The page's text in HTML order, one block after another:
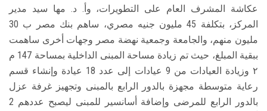
عكاشة المشرف العام على التطويرات، وأ. د. مها سيد مدير
المركز، بتكلفة 45 مليون جنيه مصري، ساهم بنك مصر ب 30
مليون منهم، والجامعة وجمعية نهضة مصر وجهات أخرى ساهمت
ببقية المبلغ، حيث تم زيادة مساحة المبنى الداخلية بمساحة 147 م
٢ وزيادة العيادات من 9 عيادات إلى عدد 18 عيادة وإنشاء قسم
رعاية متوسطة مجهزة بالدور الرابع بالمبنى وتجهيز غرفة عزل
بالدور الرابع للمرضى وإضافة أسانسير للمبنى ليصبح عددهم 2